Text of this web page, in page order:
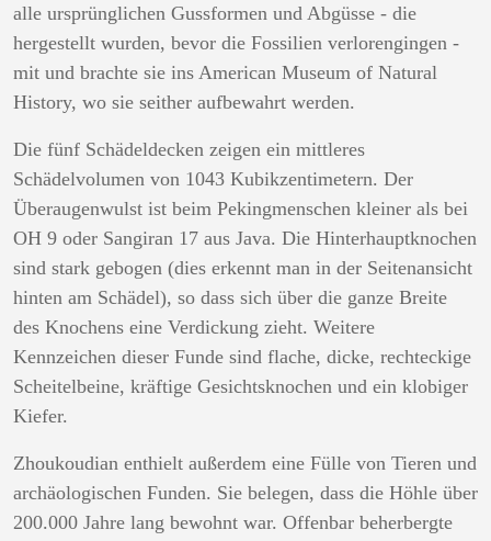
alle ursprünglichen Gussformen und Abgüsse - die
hergestellt wurden, bevor die Fossilien verlorengingen -
mit und brachte sie ins American Museum of Natural
History, wo sie seither aufbewahrt werden.
Die fünf Schädeldecken zeigen ein mittleres
Schädelvolumen von 1043 Kubikzentimetern. Der
Überaugenwulst ist beim Pekingmenschen kleiner als bei
OH 9 oder Sangiran 17 aus Java. Die Hinterhauptknochen
sind stark gebogen (dies erkennt man in der Seitenansicht
hinten am Schädel), so dass sich über die ganze Breite
des Knochens eine Verdickung zieht. Weitere
Kennzeichen dieser Funde sind flache, dicke, rechteckige
Scheitelbeine, kräftige Gesichtsknochen und ein klobiger
Kiefer.
Zhoukoudian enthielt außerdem eine Fülle von Tieren und
archäologischen Funden. Sie belegen, dass die Höhle über
200.000 Jahre lang bewohnt war. Offenbar beherbergte